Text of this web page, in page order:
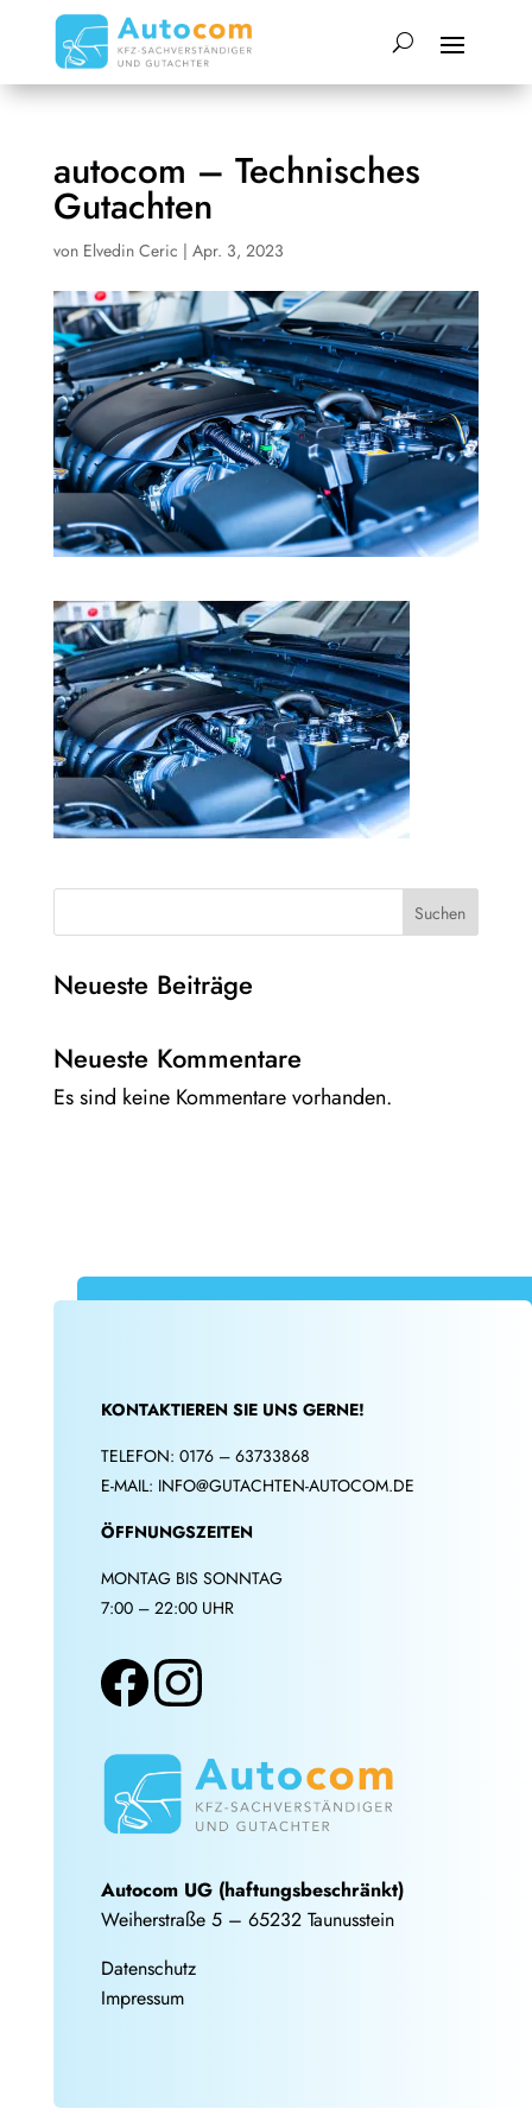
autocom – Technisches
Gutachten
von Elvedin Ceric | Apr. 3, 2023
Suchen
Neueste Beiträge
Neueste Kommentare
Es sind keine Kommentare vorhanden.
KONTAKTIEREN SIE UNS GERNE!
TELEFON:0176 – 63733868
E-MAIL: INFO@GUTACHTEN-AUTOCOM.DE
ÖFFNUNGSZEITEN
MONTAG BIS SONNTAG
7:00 – 22:00 UHR
Autocom UG (haftungsbeschränkt)
Weiherstraße 5 – 65232 Taunusstein
Datenschutz
Impressum